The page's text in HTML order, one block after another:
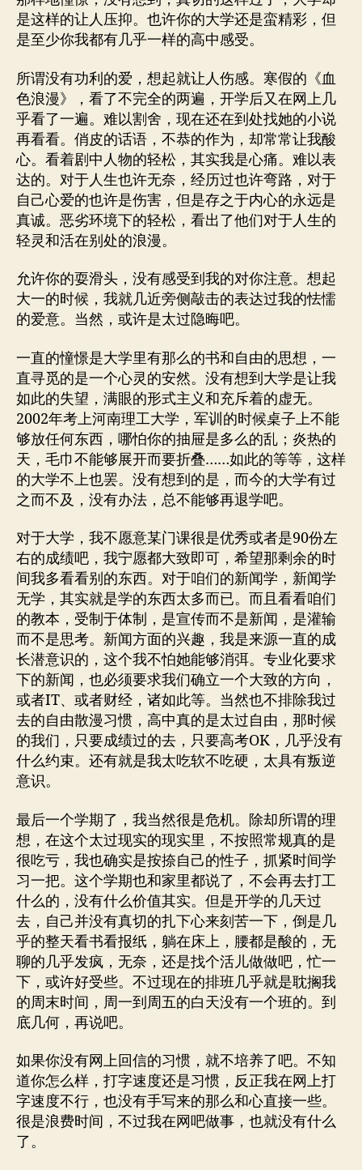
是这样的让人压抑。也许你的大学还是蛮精彩，但
是至少你我都有几乎一样的高中感受。
所谓没有功利的爱，想起就让人伤感。寒假的《血
色浪漫》，看了不完全的两遍，开学后又在网上几
乎看了一遍。难以割舍，现在还在到处找她的小说
再看看。俏皮的话语，不恭的作为，却常常让我酸
心。看着剧中人物的轻松，其实我是心痛。难以表
达的。对于人生也许无奈，经历过也许弯路，对于
自己心爱的也许是伤害，但是存之于内心的永远是
真诚。恶劣环境下的轻松，看出了他们对于人生的
轻灵和活在别处的浪漫。
允许你的耍滑头，没有感受到我的对你注意。想起
大一的时候，我就几近旁侧敲击的表达过我的怯懦
的爱意。当然，或许是太过隐晦吧。
一直的憧憬是大学里有那么的书和自由的思想，一
直寻觅的是一个心灵的安然。没有想到大学是让我
如此的失望，满眼的形式主义和充斥着的虚无。
2002年考上河南理工大学，军训的时候桌子上不能
够放任何东西，哪怕你的抽屉是多么的乱；炎热的
天，毛巾不能够展开而要折叠……如此的等等，这样
的大学不上也罢。没有想到的是，而今的大学有过
之而不及，没有办法，总不能够再退学吧。
对于大学，我不愿意某门课很是优秀或者是90份左
右的成绩吧，我宁愿都大致即可，希望那剩余的时
间我多看看别的东西。对于咱们的新闻学，新闻学
无学，其实就是学的东西太多而已。而且看看咱们
的教本，受制于体制，是宣传而不是新闻，是灌输
而不是思考。新闻方面的兴趣，我是来源一直的成
长潜意识的，这个我不怕她能够消弭。专业化要求
下的新闻，也必须要求我们确立一个大致的方向，
或者IT、或者财经，诸如此等。当然也不排除我过
去的自由散漫习惯，高中真的是太过自由，那时候
的我们，只要成绩过的去，只要高考OK，几乎没有
什么约束。还有就是我太吃软不吃硬，太具有叛逆
意识。
最后一个学期了，我当然很是危机。除却所谓的理
想，在这个太过现实的现实里，不按照常规真的是
很吃亏，我也确实是按捺自己的性子，抓紧时间学
习一把。这个学期也和家里都说了，不会再去打工
什么的，没有什么价值其实。但是开学的几天过
去，自己并没有真切的扎下心来刻苦一下，倒是几
乎的整天看书看报纸，躺在床上，腰都是酸的，无
聊的几乎发疯，无奈，还是找个活儿做做吧，忙一
下，或许好受些。不过现在的排班几乎就是耽搁我
的周末时间，周一到周五的白天没有一个班的。到
底几何，再说吧。
如果你没有网上回信的习惯，就不培养了吧。不知
道你怎么样，打字速度还是习惯，反正我在网上打
字速度不行，也没有手写来的那么和心直接一些。
很是浪费时间，不过我在网吧做事，也就没有什么
了。